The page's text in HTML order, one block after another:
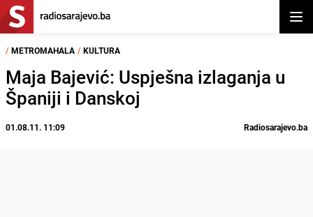
/ METROMAHALA / KULTURA
Maja Bajević: Uspješna izlaganja u
Španiji i Danskoj
01.08.11. 11:09 Radiosarajevo.ba